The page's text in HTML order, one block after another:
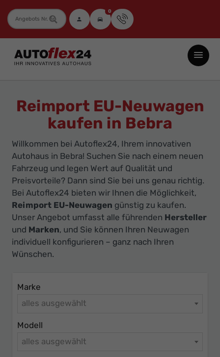
Fahrzeugnummer 0
Autoflex24
GmbH
Neuwagen
Jahreswagen
Gebrauchtwagen
zu
Top-
Preisen
-
Ihr
Innovatives
Autohaus
Reimport EU-Neuwagen
kaufen in Bebra
Willkommen bei Autoflex24, Ihrem innovativen
Autohaus in Bebra! Suchen Sie nach einem neuen
Fahrzeug und legen Wert auf Qualität und
Preisvorteile? Dann sind Sie bei uns genau richtig.
Bei Autoflex24 bieten wir Ihnen die Möglichkeit,
Reimport EU-Neuwagen günstig zu kaufen.
Unser Angebot umfasst alle führenden Hersteller
und Marken, und Sie können Ihren Neuwagen
individuell konfigurieren – ganz nach Ihren
Wünschen.
Marke
alles ausgewählt
Modell
alles ausgewählt